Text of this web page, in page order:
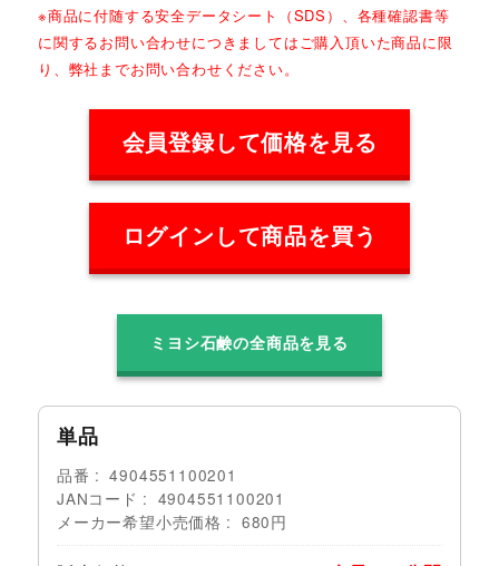
※商品に付随する安全データシート（SDS）、各種確認書等
に関するお問い合わせにつきましてはご購入頂いた商品に限
り、弊社までお問い合わせください。
会員登録して価格を見る
ログインして商品を買う
ミヨシ石鹸の全商品を見る
単品
品番
4904551100201
JANコード
4904551100201
メーカー希望小売価格
680円